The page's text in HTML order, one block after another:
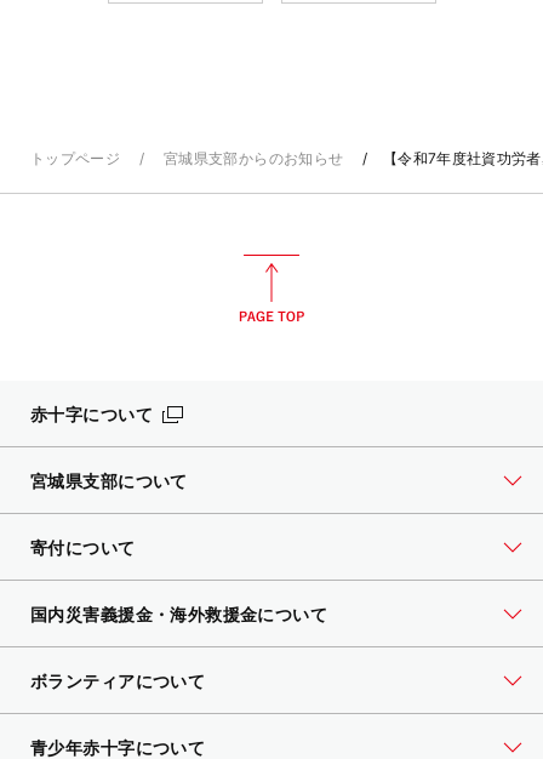
トップページ 宮城県支部からのお知らせ 【令和7年度社資功労
赤十字について
宮城県支部について
寄付について
国内災害義援金・海外救援金について
ボランティアについて
青少年赤十字について